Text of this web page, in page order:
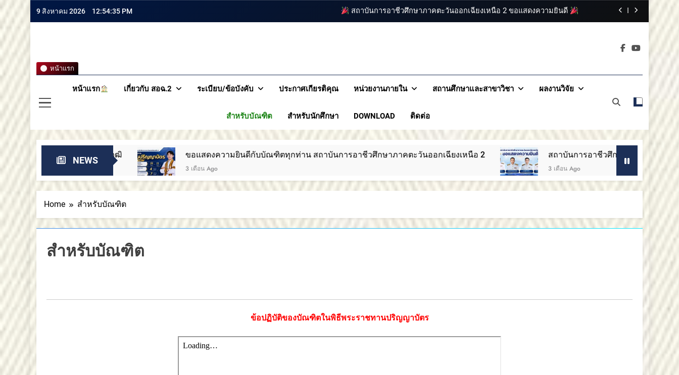
9 สิงหาคม 2026 12:54:36 PM สถาบันการอาชีวศึกษาภาคตะวันออกเฉียงเหนือ 2 ขอแสดงความยินดี
สถาบันการอาชีวศึกษาภาคตะวันออกเฉียงเหนือ 2 ขอแสดงความยินดี
สถาบันการอาชีวศึกษาภาคตะวันออกเฉียงเหนือ 2 ขอแสดงความยินดี
เหนือ 2
หน้าแรก เกี่ยวกับ สอฉ.2 ระเบียบ/ข้อบังคับ ประกาศเกียรติคุณ หน่วยงานภายใน สถานศึกษาและสาขาวิชา ผลงานวิจัย
สำหรับบัณฑิต สำหรับนักศึกษา DOWNLOAD ติดต่อ
หน้าแรก
NEWS
ทรงคุณวุฒิ ขอแสดงความยินดีกับบัณฑิตทุกท่าน สถาบันการอาชีวศึกษาภาคตะวันออกเฉียงเหนือ 2
3 เดือน Ago
สถาบันการอาชีวศึกษาภาคตะวันออกเฉียงเหนือ 2 ขอแสดง
3 เดือน Ago
Home สำหรับบัณฑิต
สำหรับบัณฑิต
ข้อปฏิบัติของบัณฑิตในพิธีพระราชทานปริญญาบัตร